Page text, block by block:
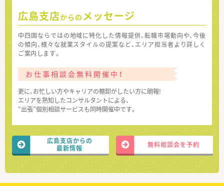
広島支店からの メッセージ
中四国ならではの地域に特化した情報提供、転職市場動向や、今後
の傾向、様々な就業スタイルの提案など、エリア担当者より詳しく
ご案内します。
お仕事相談会無料開催中！
更に、お忙しい方やキャリアの棚卸がしたい方に朗報!
エリアを熟知したコンサルタントによる、
“出張”個別相談サービスも同時開催中です。
広島支店からの
最新情報
無料相談会を予約